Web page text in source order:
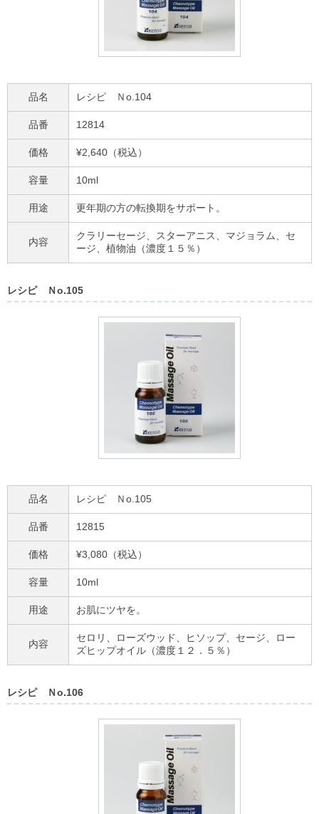
品名 レシピ Ｎo.104
品番 12814
価格 ¥2,640（税込）
容量 10ml
用途 更年期の方の転換期をサポート。
内容
クラリーセージ、スターアニス、マジョラム、セ
ージ、植物油（濃度１５％）
レシピ Ｎo.105
品名 レシピ Ｎo.105
品番 12815
価格 ¥3,080（税込）
容量 10ml
用途 お肌にツヤを。
内容
セロリ、ローズウッド、ヒソップ、セージ、ロー
ズヒップオイル（濃度１２．５％）
レシピ Ｎo.106